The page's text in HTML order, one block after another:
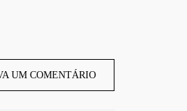
UM COMENTÁRIO